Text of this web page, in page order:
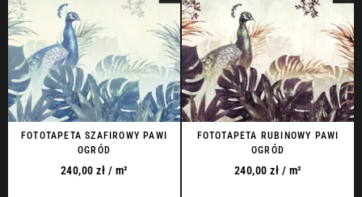
FOTOTAPETA SZAFIROWY PAWI
OGRÓD
240,00 zł / m²
FOTOTAPETA RUBINOWY PAWI
OGRÓD
240,00 zł / m²